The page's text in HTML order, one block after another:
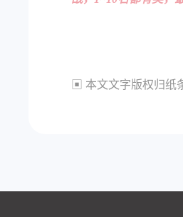
▣ 本文文字版权归纸